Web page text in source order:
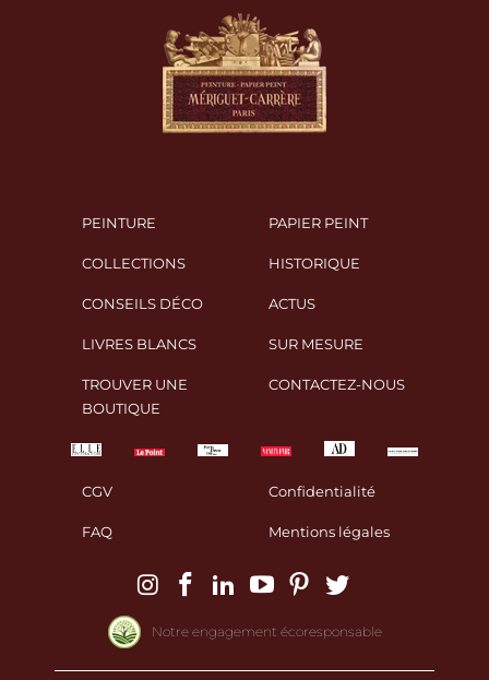
PEINTURE PAPIER PEINT
COLLECTIONS HISTORIQUE
CONSEILS DÉCO ACTUS
LIVRES BLANCS SUR MESURE
TROUVER UNE
BOUTIQUE
CONTACTEZ-NOUS
CGV Confidentialité
FAQ Mentions légales
Notre engagement écoresponsable